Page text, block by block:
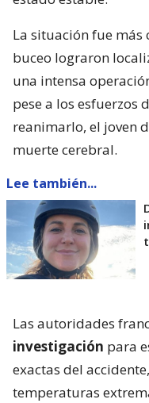
La situación fue más
buceo lograron
una intensa
pese a los esfuerzos
reanimarlo, el joven
muerte cerebral.
Lee también...
Las autoridades
investigación para
exactas del
temperaturas